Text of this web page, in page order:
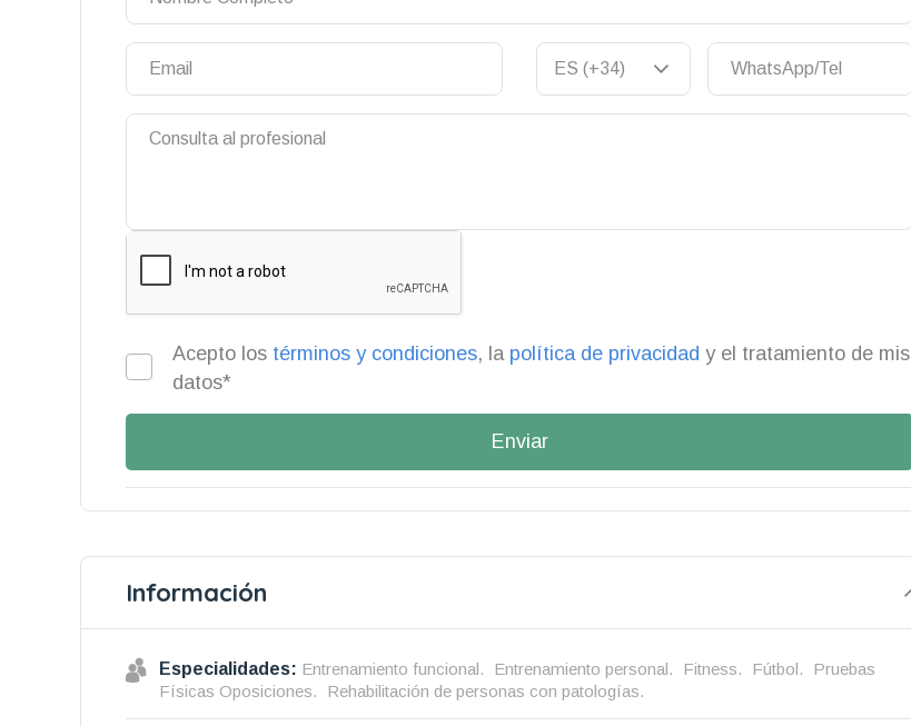
Acepto los términos y condiciones, la política de privacidad y el tratamiento de mis
datos*
Enviar
Información
Especialidades: Entrenamiento funcional. Entrenamiento personal. Fitness. Fútbol.
Pruebas
Físicas Oposiciones.
Rehabilitación de personas con patologías.